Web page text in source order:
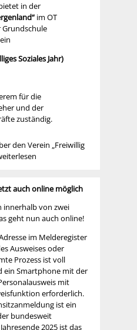
in der
im OT
Soziales Jahr)
für die
und der
zuständig.
den Verein „Freiwillig
auch online möglich
innerhalb von zwei
geht nun auch online!
im Melderegister
Ausweises oder
Prozess ist voll
ein Smartphone mit der
mit
erforderlich.
ist ein
bundesweit
2025 ist das